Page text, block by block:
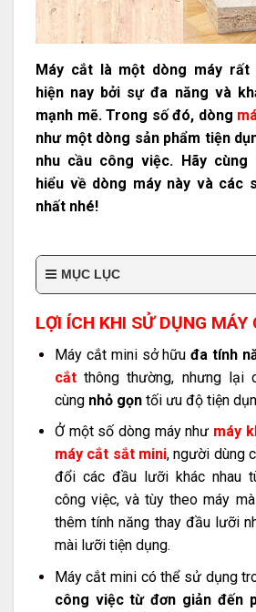
Máy cắt là một dòng máy rất
hiện nay bởi sự đa năng và
mạnh mẽ. Trong số đó, dòng
như một dòng sản phẩm tiện
nhu cầu công việc. Hãy cùng
hiểu về dòng máy này và các
nhất nhé!
MỤC LỤC
LỢI ÍCH KHI SỬ DỤNG MÁY
Máy cắt mini sở hữuđa tính
cắtthông thường, nhưng lại
cùng nhỏ gọntối ưu độ tiện
Ở một số dòng máy như máy
máy cắt sắt mini, người dùng
đổi các đầu lưỡi khác nhau
công việc, và tùy theo máy
thêm tính năng thay đầu lưỡi
mài lưỡi tiện dụng.
Máy cắt mini có thể sử dụng
công việc từ đơn giản đến